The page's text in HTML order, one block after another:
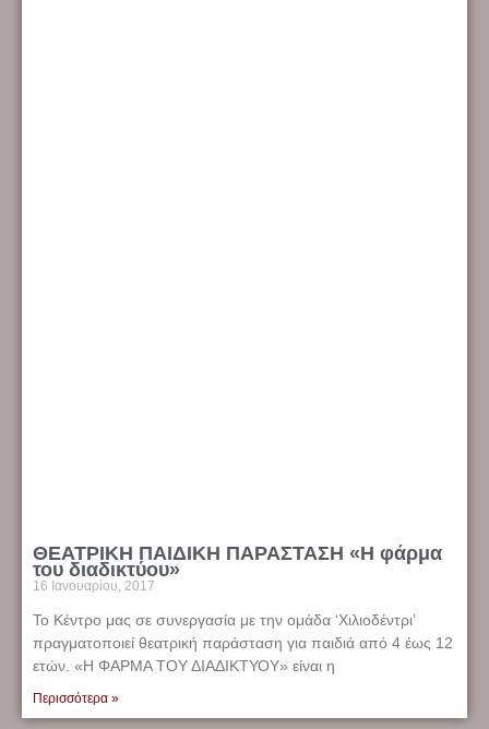
ΘΕΑΤΡΙΚΗ ΠΑΙΔΙΚΗ ΠΑΡΑΣΤΑΣΗ «Η φάρμα
του διαδικτύου»
16 Ιανουαρίου, 2017
Το Κέντρο μας σε συνεργασία με την ομάδα ‘Χιλιοδέντρι’
πραγματοποιεί θεατρική παράσταση για παιδιά από 4 έως 12
ετών. «Η ΦΑΡΜΑ ΤΟΥ ΔΙΑΔΙΚΤΥΟΥ» είναι η
Περισσότερα »